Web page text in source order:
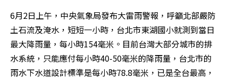
6月2日上午，中央氣象局發布大雷雨警報，呼籲北部嚴防
土石流及淹水，短短一小時，台北市東湖國小就測到當日
最大降雨量，每小時154毫米。目前台灣大部分城市的排
水系統，只能應付每小時40-50毫米的降雨量，台北市的
雨水下水道設計標準是每小時78.8毫米，已是全台最高，